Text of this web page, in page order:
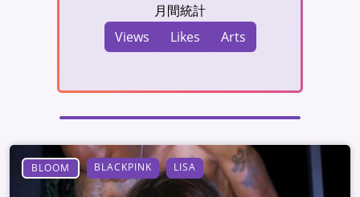
月間統計
Views
Likes Arts
BLOOM BLACKPINK LISA